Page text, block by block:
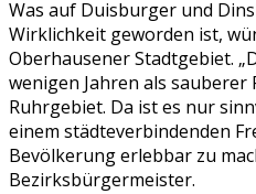
Was auf Duisburger und
Wirklichkeit geworden ist,
Oberhausener Stadtgebiet.
wenigen Jahren als sauberer
Ruhrgebiet. Da ist es nur
einem städteverbindenden
Bevölkerung erlebbar zu
Bezirksbürgermeister.